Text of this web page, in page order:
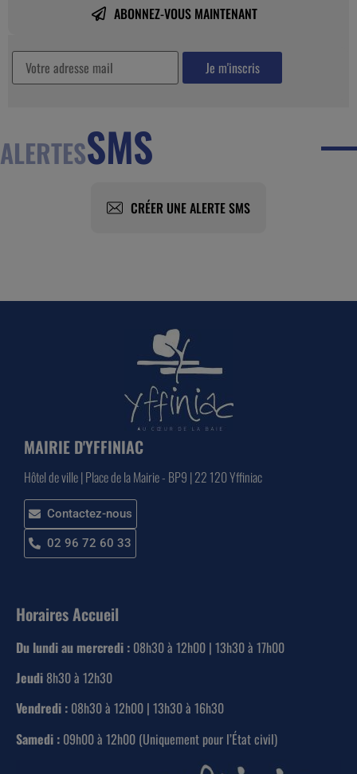
ABONNEZ-VOUS MAINTENANT
ALERTESSMS
CRÉER UNE ALERTE SMS
MAIRIE D'YFFINIAC
Hôtel de ville | Place de la Mairie - BP9 | 22 120 Yffiniac
Contactez-nous
02 96 72 60 33
Horaires Accueil
Du lundi au mercredi : 08h30 à 12h00 | 13h30 à 17h00
Jeudi 8h30 à 12h30
Vendredi : 08h30 à 12h00 | 13h30 à 16h30
Samedi : 09h00 à 12h00 (Uniquement pour l’État civil)